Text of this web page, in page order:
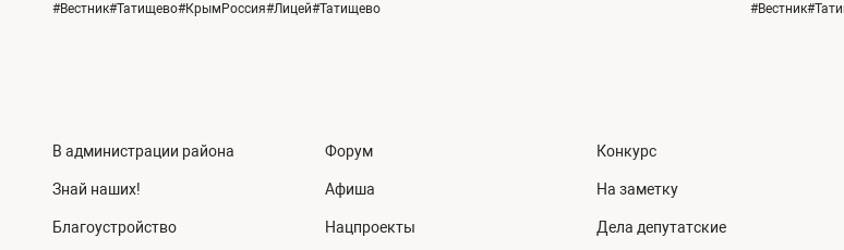
#Вестник#Татищево#КрымРоссия#Лицей#Татищево
В администрации района
Знай наших!
Благоустройство
Форум
Афиша
Нацпроекты
Конкурс
На заметку
Дела депутатские